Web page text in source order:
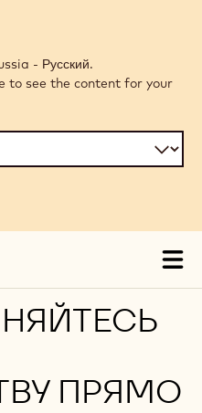
- Русский.
to see the content for your
ПРЯМО